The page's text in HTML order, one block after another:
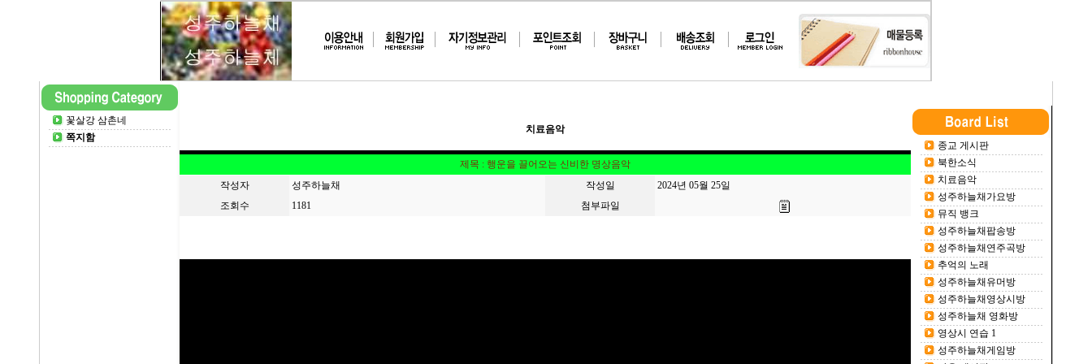
꽃살강 삼촌네
쪽지함
치료음악
제목 : 행운을 끌어오는 신비한 명상음악
작성자
성주하늘채 작성일
2024년 05월 25일
조회수
1181 첨부파일
종교 게시판
북한소식
치료음악
성주하늘채가요방
뮤직 뱅크
성주하늘채팝송방
성주하늘채연주곡방
추억의 노래
성주하늘채유머방
성주하늘채영상시방
성주하늘채 영화방
영상시 연습 1
성주하늘채게임방